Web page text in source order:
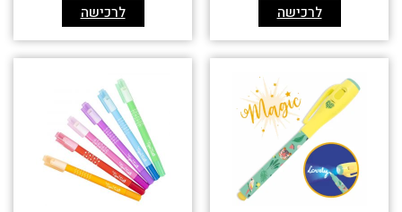
לרכישה לרכישה